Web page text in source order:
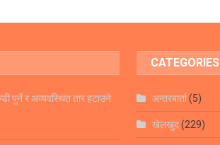
पुर्ने र अव्यवस्थित तार हटाउने
CATEGORIES
अन्तरबार्ता(5)
खेलखुद(229)